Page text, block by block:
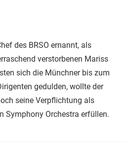
des BRSO ernannt, als
verstorbenen Mariss
sich die Münchner bis zum
gedulden, wollte der
seine Verpflichtung als
Symphony Orchestra erfüllen.